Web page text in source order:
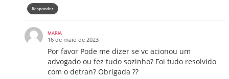
Responder
MARIA
16 de maio de 2023
Por favor Pode me dizer se vc acionou um
advogado ou fez tudo sozinho? Foi tudo resolvido
com o detran? Obrigada ??